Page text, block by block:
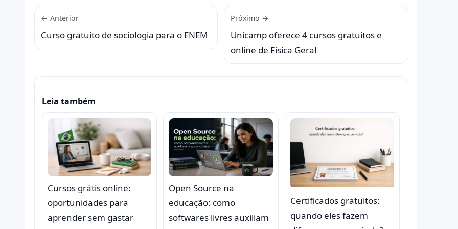
← Anterior
Curso gratuito de sociologia para o ENEM
Próximo →
Unicamp oferece 4 cursos gratuitos e
online de Física Geral
Leia também
Cursos grátis online:
oportunidades para
aprender sem gastar
Open Source na
educação: como
softwares livres auxiliam
Certificados gratuitos:
quando eles fazem